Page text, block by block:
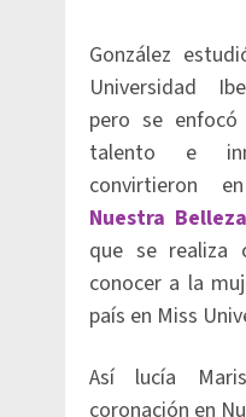
González
Universidad
pero se
talento e
convirtieron
Nuestra
que se realiza
conocer a la
país en Miss
Así lucía
coronación en